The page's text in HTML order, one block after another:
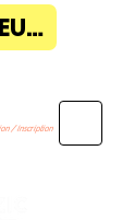
40 CHEFS D'OEUVRE
/ Inscription